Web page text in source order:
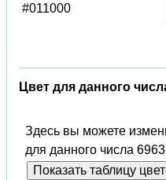
#011000
Цвет для данного
Здесь вы можете
для данного числа
Показать таблицу